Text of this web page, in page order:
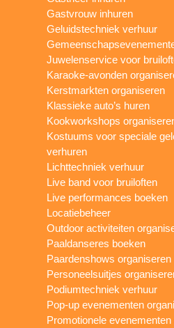
Gastvrouw inhuren
Geluidstechniek verhuur
Juwelenservice voor
Karaoke-avonden
Kerstmarkten organiseren
Klassieke auto’s huren
Kookworkshops
Kostuums voor speciale
verhuren
Lichttechniek verhuur
Live band voor bruiloften
Live performances boeken
Locatiebeheer
Outdoor activiteiten
Paaldanseres boeken
Paardenshows organiseren
Personeelsuitjes
Podiumtechniek verhuur
Pop-up evenementen
Promotionele